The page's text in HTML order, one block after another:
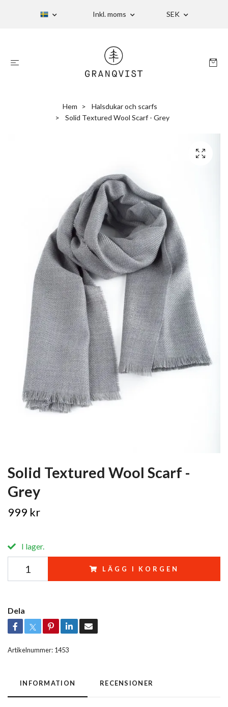
Inkl. moms SEK
Hem
Halsdukar och scarfs
Solid Textured Wool Scarf - Grey
Solid Textured Wool Scarf -
Grey
999 kr
I lager.
LÄGG I KORGEN
Dela
Artikelnummer: 1453
INFORMATION RECENSIONER